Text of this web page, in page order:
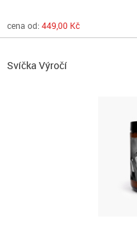
cena od: 449,00 Kč
Svíčka Výročí